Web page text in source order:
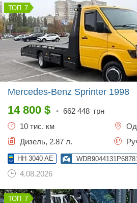
7
Mercedes-Benz Sprinter 1998
14 800 $ • 662 448 грн
10 тис. км
Дизель, 2.87 л.
HH 3040 AE
4.08.2026
7